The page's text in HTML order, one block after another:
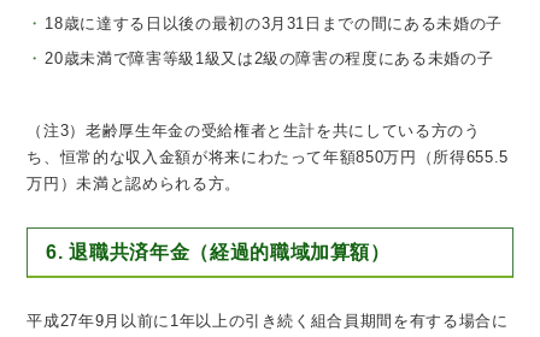
18歳に達する日以後の最初の3月31日までの間にある未婚の子
20歳未満で障害等級1級又は2級の障害の程度にある未婚の子
（注3）老齢厚生年金の受給権者と生計を共にしている方のう
ち、恒常的な収入金額が将来にわたって年額850万円（所得655.5
万円）未満と認められる方。
6. 退職共済年金（経過的職域加算額）
平成27年9月以前に1年以上の引き続く組合員期間を有する場合に